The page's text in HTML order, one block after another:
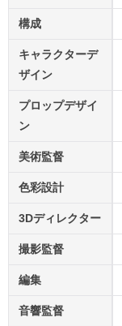
構成
キャラクターデ
ザイン
プロップデザイ
ン
美術監督
色彩設計
3Dディレクター
撮影監督
編集
音響監督